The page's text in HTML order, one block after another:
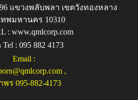
แขวงพลับพลา เขตวังทองหลาง
ทพมหานคร 10310
: www.qmlcorp.com
Tel : 095 882 4173
Email :
,
พร 095-882-4173